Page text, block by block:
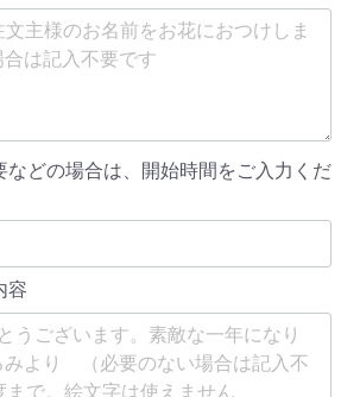
などの場合は、開始時間をご入力くだ
容